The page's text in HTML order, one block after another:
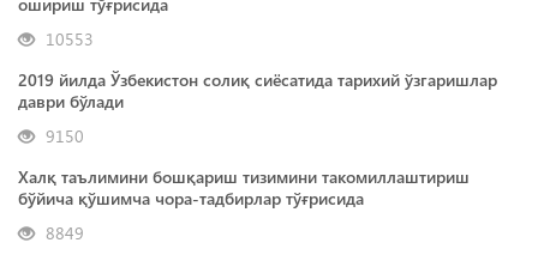
10553
2019 йилда Ўзбекистон солиқ сиёсатида тарихий ўзгаришлар
даври бўлади
9150
Халқ таълимини бошқариш тизимини такомиллаштириш
бўйича қўшимча чора-тадбирлар тўғрисида
8849